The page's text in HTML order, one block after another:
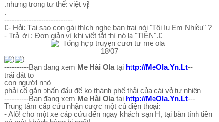
.nhưng trong tư thế́: việt vị̣!
.
----------------------------
€- Hỏi: Tại sao con gái thích nghe bạn trai nói "Tôi Iu Em Nhiều" ?
- Trả lời : Đơn giản vì khi viết tắt thì nó là "TIỀN".€
)
)
----------Bạn đang xem Me Hài Ola tại http://MeOla.Yn.Lt--
trái đất to
con người nhỏ
phải cố gắn phấn đấu để ko thành phế thải của cái vỏ tự nhiên
----------Bạn đang xem Me Hài Ola tại http://MeOla.Yn.Lt---
Trung tâm cấp cứu nhận được một cú điện thoại:
- Alô! cho một xe cáp cứu đến ngay khách sạn H, tại bàn tính tiền